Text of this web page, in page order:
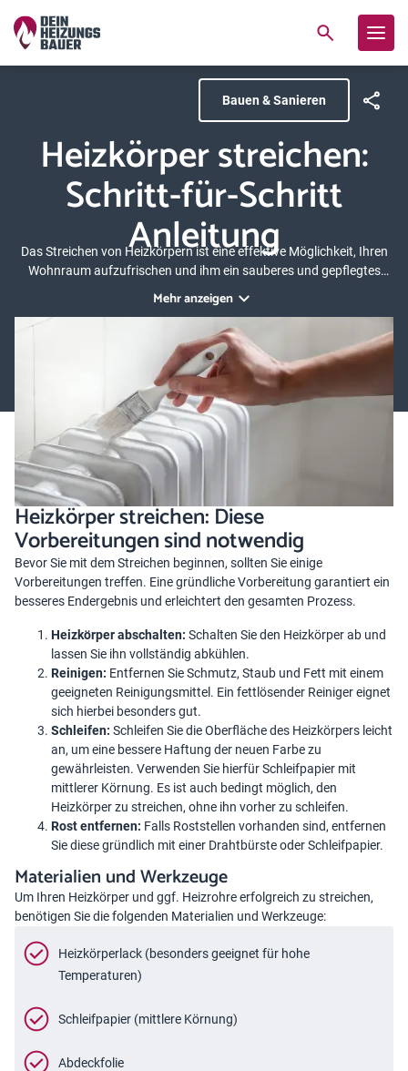
Bauen & Sanieren
Heizkörper streichen:
Schritt-für-Schritt
Anleitung
Das Streichen von Heizkörpern ist eine effektive Möglichkeit, Ihren
Wohnraum aufzufrischen und ihm ein sauberes und gepflegtes
richtigen Materialien können Sie Heizkörper professionell selbst
streichen. In diesem Ratgeber zeigen wir Ihnen Schritt für Schritt,
wie das geht.
Mehr anzeigen
Heizkörper streichen: Diese
Vorbereitungen sind notwendig
Bevor Sie mit dem Streichen beginnen, sollten Sie einige
Vorbereitungen treffen. Eine gründliche Vorbereitung garantiert ein
besseres Endergebnis und erleichtert den gesamten Prozess.
Heizkörper abschalten: Schalten Sie den Heizkörper ab und
lassen Sie ihn vollständig abkühlen.
Reinigen: Entfernen Sie Schmutz, Staub und Fett mit einem
geeigneten Reinigungsmittel. Ein fettlösender Reiniger eignet
sich hierbei besonders gut.
Schleifen: Schleifen Sie die Oberfläche des Heizkörpers leicht
an, um eine bessere Haftung der neuen Farbe zu
gewährleisten. Verwenden Sie hierfür Schleifpapier mit
mittlerer Körnung. Es ist auch bedingt möglich, den
Heizkörper zu streichen, ohne ihn vorher zu schleifen.
Rost entfernen: Falls Roststellen vorhanden sind, entfernen
Sie diese gründlich mit einer Drahtbürste oder Schleifpapier.
Materialien und Werkzeuge
Um Ihren Heizkörper und ggf. Heizrohre erfolgreich zu streichen,
benötigen Sie die folgenden Materialien und Werkzeuge:
Heizkörperlack (besonders geeignet für hohe
Temperaturen)
Schleifpapier (mittlere Körnung)
Abdeckfolie